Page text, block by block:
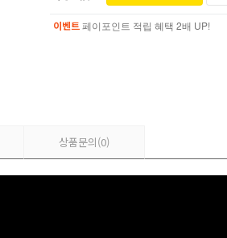
이벤트페이포인트 적립 혜택 2배 UP!
상품문의(0)